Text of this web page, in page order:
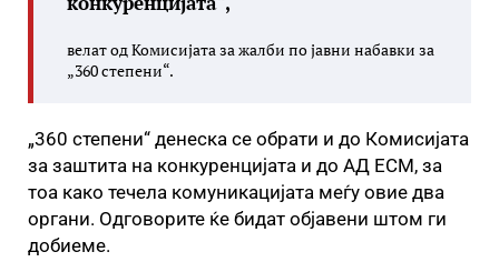
велат од Комисијата за жалби по јавни набавки за
„360 степени“.
„360 степени“ денеска се обрати и до Комисијата
за заштита на конкуренцијата и до АД ЕСМ, за
тоа како течела комуникацијата меѓу овие два
органи. Одговорите ќе бидат објавени штом ги
добиеме.